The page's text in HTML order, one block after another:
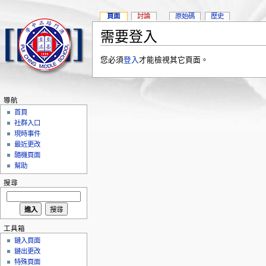
需要登入
您必須登入才能檢視其它頁面。
頁面 討論 原始碼 歷史
導航
首頁
社群入口
現時事件
最近更改
隨機頁面
幫助
搜尋
工具箱
鏈入頁面
鏈出更改
特殊頁面